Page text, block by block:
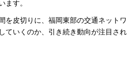
ます。
を皮切りに、福岡東部の交通ネットワ
ていくのか、引き続き動向が注目され